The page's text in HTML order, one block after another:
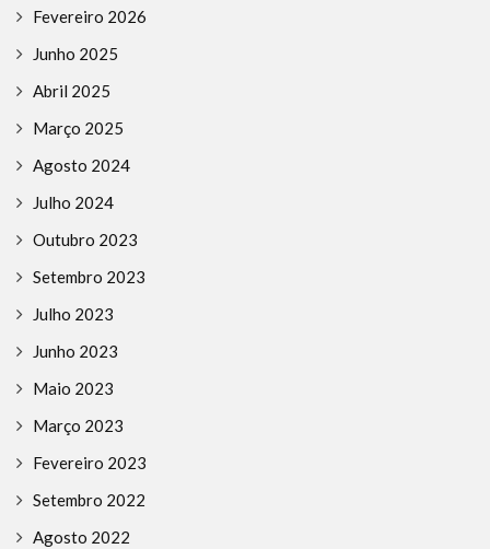
Fevereiro 2026
Junho 2025
Abril 2025
Março 2025
Agosto 2024
Julho 2024
Outubro 2023
Setembro 2023
Julho 2023
Junho 2023
Maio 2023
Março 2023
Fevereiro 2023
Setembro 2022
Agosto 2022